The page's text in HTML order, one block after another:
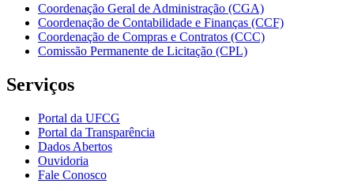
Coordenação Geral de Administração (CGA)
Coordenação de Contabilidade e Finanças (CCF)
Coordenação de Compras e Contratos (CCC)
Comissão Permanente de Licitação (CPL)
Serviços
Portal da UFCG
Portal da Transparência
Dados Abertos
Ouvidoria
Fale Conosco